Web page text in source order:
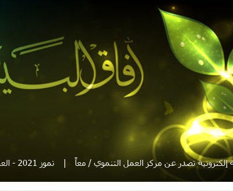
إلكترونية تصدر عن مركز العمل التنموي / معاً | تموز 2021 - العدد 136 (2021-07-01)